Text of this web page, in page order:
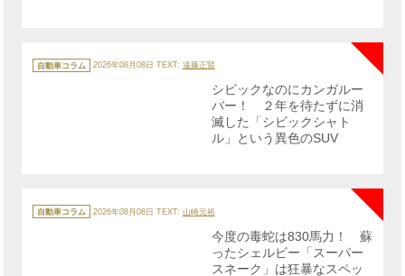
テ
ゴ
自動車コラム 2026年08月08日 TEXT: 遠藤正賢
シビックなのにカンガルー
バー！ ２年を待たずに消
滅した「シビックシャト
ル」という異色のSUV
テ
ゴ
自動車コラム 2026年08月08日 TEXT: 山崎元裕
今度の毒蛇は830馬力！ 蘇
ったシェルビー「スーパー
スネーク」は狂暴なスペッ